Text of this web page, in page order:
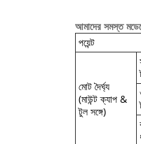
আমাদের সমস্ত
পয়েন্ট
মোট দৈর্ঘ্য
(মাউন্ট ক্যাপ &
টুল সঙ্গে)